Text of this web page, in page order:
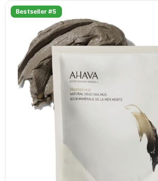
Bestseller #5